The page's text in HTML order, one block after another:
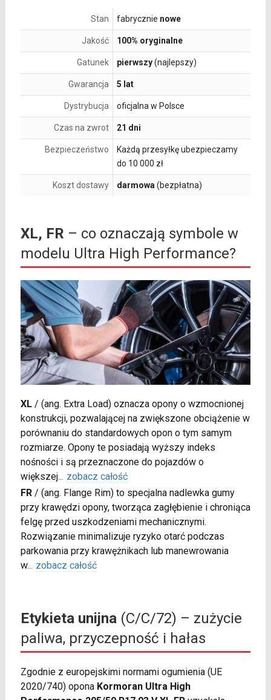
Stan fabrycznie nowe
Jakość 100% oryginalne
Gatunek pierwszy(najlepszy)
Gwarancja 5 lat
Dystrybucja oficjalna w Polsce
Czas na zwrot 21 dni
Bezpieczeństwo
Każdą przesyłkę ubezpieczamy
do 10 000 zł
Koszt dostawy darmowa (bezpłatna)
XL, FR – co oznaczają symbole w
modelu Ultra High Performance?
XL/ (ang. Extra Load) oznacza opony o wzmocnionej
konstrukcji, pozwalającej na zwiększone obciążenie w
porównaniu do standardowych opon o tym samym
rozmiarze. Opony te posiadają wyższy indeks
nośności i są przeznaczone do pojazdów o
większej... zobacz całość
FR/ (ang. Flange Rim) to specjalna nadlewka gumy
przy krawędzi opony, tworząca zagłębienie i chroniąca
felgę przed uszkodzeniami mechanicznymi.
Rozwiązanie minimalizuje ryzyko otarć podczas
parkowania przy krawężnikach lub manewrowania
w... zobacz całość
Etykieta unijna(C/C/72) – zużycie
paliwa, przyczepność i hałas
Zgodnie z europejskimi normami ogumienia (UE
2020/740) opona Kormoran Ultra High